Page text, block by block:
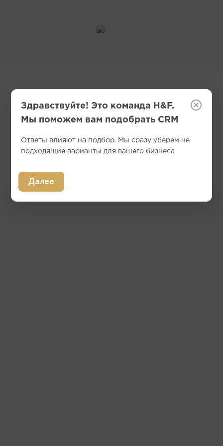
Вернуться на главную
Здравствуйте! Это команда H&F.
Мы поможем вам подобрать CRM
Ответы влияют на подбор. Мы сразу уберем не
подходящие варианты для вашего бизнеса
Далее